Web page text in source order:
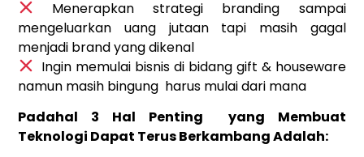
Menerapkan strategi branding sampai
mengeluarkan uang jutaan tapi masih gagal
menjadi brand yang dikenal
Ingin memulai bisnis di bidang gift & houseware
namun masih bingung harus mulai dari mana
Padahal 3 Hal Penting yang Membuat
Teknologi Dapat Terus Berkambang Adalah: